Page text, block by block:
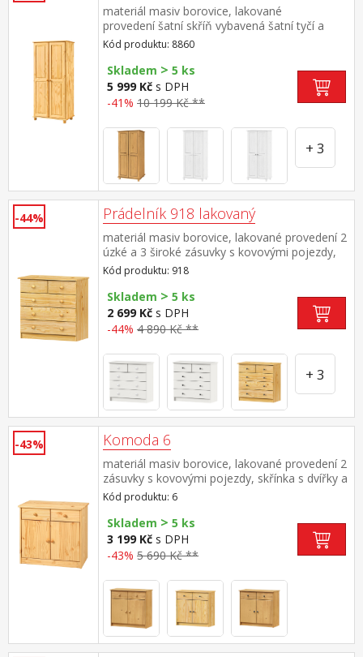
materiál masiv borovice, lakované
provedení šatní skříň vybavená šatní tyčí a
policí doporučený nástavec 8861
Kód produktu: 8860
Skladem > 5 ks
5 999 Kč s DPH
-41% 10 199 Kč **
+ 3
-44% Prádelník 918 lakovaný
materiál masiv borovice, lakované provedení 2
úzké a 3 široké zásuvky s kovovými pojezdy,
hloubka zásuvky 32,5 cm
Kód produktu: 918
Skladem > 5 ks
2 699 Kč s DPH
-44% 4 890 Kč **
+ 3
-43% Komoda 6
materiál masiv borovice, lakované provedení 2
zásuvky s kovovými pojezdy, skřínka s dvířky a
variabilní policí hloubka zásuvky 27,5 cm
Kód produktu: 6
Skladem > 5 ks
3 199 Kč s DPH
-43% 5 690 Kč **